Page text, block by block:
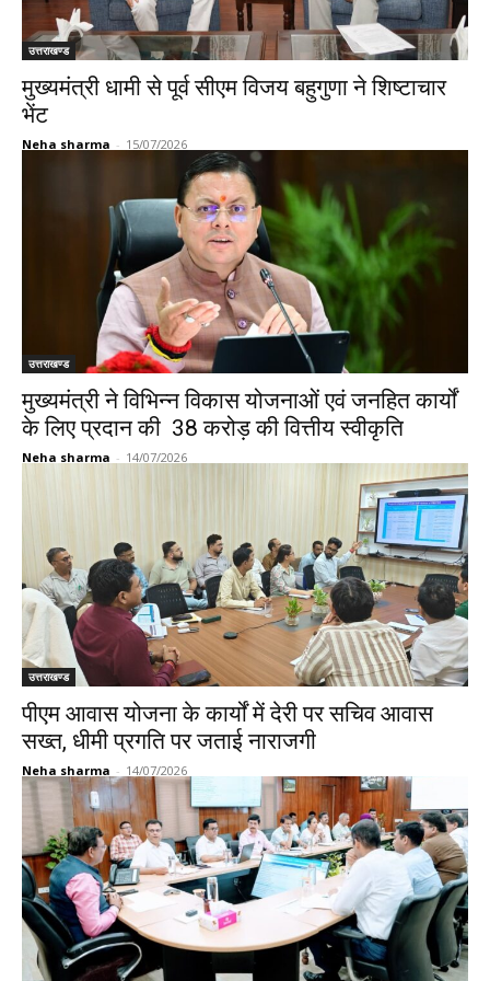
उत्तराखण्ड
मुख्यमंत्री धामी से पूर्व सीएम विजय बहुगुणा ने शिष्टाचार
भेंट
Neha sharma - 15/07/2026
उत्तराखण्ड
मुख्यमंत्री ने विभिन्न विकास योजनाओं एवं जनहित कार्यों
के लिए प्रदान की ₹ 38 करोड़ की वित्तीय स्वीकृति
Neha sharma - 14/07/2026
उत्तराखण्ड
पीएम आवास योजना के कार्यों में देरी पर सचिव आवास
सख्त, धीमी प्रगति पर जताई नाराजगी
Neha sharma - 14/07/2026